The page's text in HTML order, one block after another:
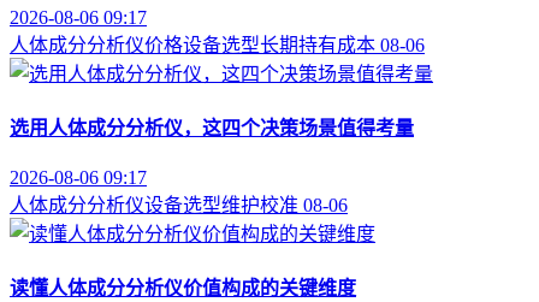
2026-08-06 09:17
人体成分分析仪价格设备选型长期持有成本 08-06
选用人体成分分析仪，这四个决策场景值得考量
2026-08-06 09:17
人体成分分析仪设备选型维护校准 08-06
读懂人体成分分析仪价值构成的关键维度